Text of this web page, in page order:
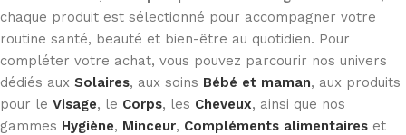
chaque produit est sélectionné pour accompagner votre
routine santé, beauté et bien-être au quotidien. Pour
compléter votre achat, vous pouvez parcourir nos univers
dédiés aux Solaires, aux soins Bébé et maman, aux produits
pour le Visage, le Corps, les Cheveux, ainsi que nos
gammes Hygiène, Minceur, Compléments alimentaires et